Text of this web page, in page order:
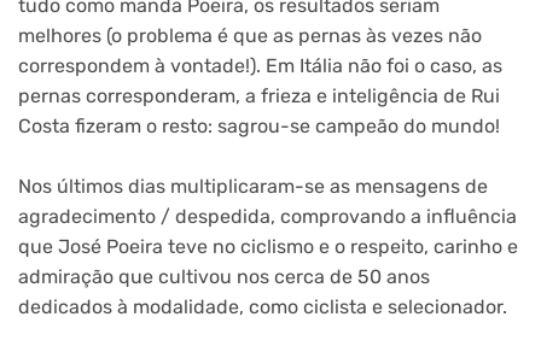
tudo como manda Poeira, os resultados seriam
melhores (o problema é que as pernas às vezes não
correspondem à vontade!). Em Itália não foi o caso, as
pernas corresponderam, a frieza e inteligência de Rui
Costa fizeram o resto: sagrou-se campeão do mundo!
Nos últimos dias multiplicaram-se as mensagens de
agradecimento / despedida, comprovando a influência
que José Poeira teve no ciclismo e o respeito, carinho e
admiração que cultivou nos cerca de 50 anos
dedicados à modalidade, como ciclista e selecionador.